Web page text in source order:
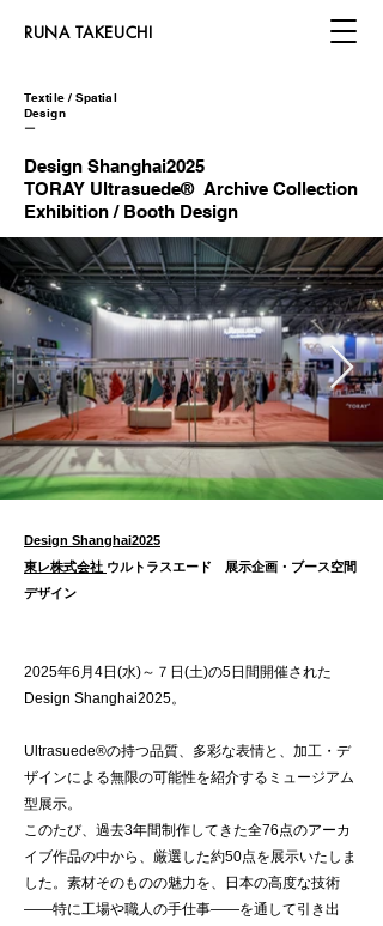
​RUNA TAKEUCHI
Textile / Spatial
Design
​ー
Design Shanghai2025
​TORAY Ultrasuede®︎ Archive Collection
Exhibition / Booth Design
Design Shanghai2025
東レ株式会社 ウルトラスエード 展示企画・ ブース空間
デザイン
2025年6月4日(水)～７日(土)の5日間開催された
Design Shanghai2025。
Ultrasuede®︎の持つ品質、多彩な表情と、加工・デ
ザインによる無限の可能性を紹介するミュージアム
型展示。
このたび、過去3年間制作してきた全76点のアーカ
イブ作品の中から、厳選した約50点を展示いたしま
した。素材そのものの魅力を、日本の高度な技術
——特に工場や職人の手仕事——を通して引き出